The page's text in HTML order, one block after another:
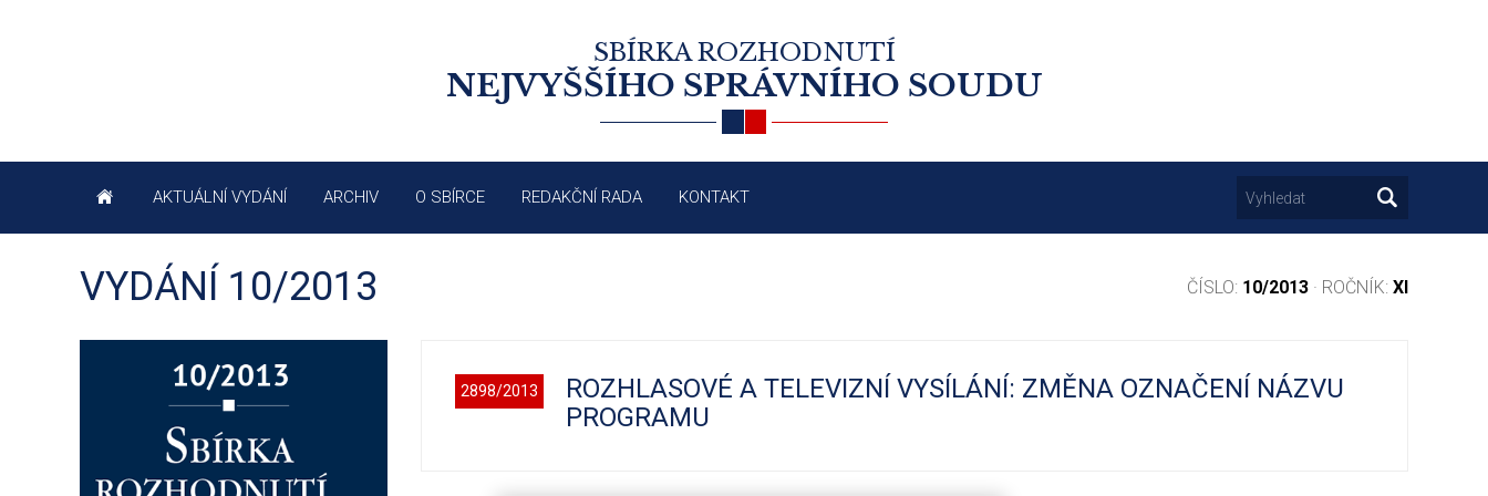
SBÍRKA ROZHODNUTÍ
NEJVYŠŠÍHO SPRÁVNÍHO SOUDU
AKTUÁLNÍ VYDÁNÍ ARCHIV O SBÍRCE REDAKČNÍ RADA KONTAKT
VYDÁNÍ 10/2013 ČÍSLO: 10/2013 · ROČNÍK: XI
2898/2013
ROZHLASOVÉ A TELEVIZNÍ VYSÍLÁNÍ: ZMĚNA OZNAČENÍ NÁZVU
PROGRAMU